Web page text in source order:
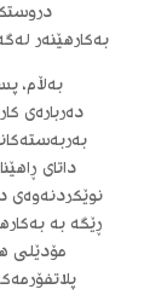
بەکارهێنەر
بەڵام،
داتای
ڕێگە بە
مۆدێلی